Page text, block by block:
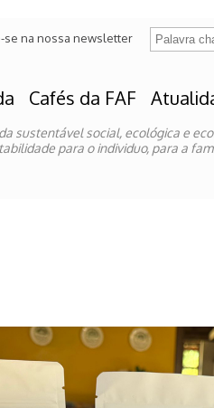
se na nossa newsletter
sustentável social, ecológica e
para o individuo, para a
Cafés da FAF